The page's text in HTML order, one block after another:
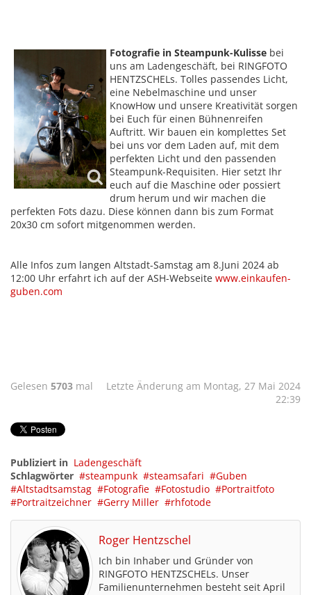
Fotografie in Steampunk-Kulisse bei
uns am Ladengeschäft, bei RINGFOTO
HENTZSCHELs. Tolles passendes Licht,
eine Nebelmaschine und unser
KnowHow und unsere Kreativität sorgen
bei Euch für einen Bühnenreifen
Auftritt. Wir bauen ein komplettes Set
bei uns vor dem Laden auf, mit dem
perfekten Licht und den passenden
Steampunk-Requisiten. Hier setzt Ihr
euch auf die Maschine oder possiert
drum herum und wir machen die
perfekten Fots dazu. Diese können dann bis zum Format
20x30 cm sofort mitgenommen werden.
Alle Infos zum langen Altstadt-Samstag am 8.Juni 2024 ab
12:00 Uhr erfahrt ich auf der ASH-Webseite www.einkaufen-
guben.com
Gelesen 5703 mal
Letzte Änderung am Montag, 27 Mai 2024
22:39
Publiziert in Ladengeschäft
Schlagwörter
steampunk steamsafari
Guben
Altstadtsamstag
Fotografie Fotostudio
Portraitfoto
Portraitzeichner
Gerry Miller rhfotode
Roger Hentzschel
Ich bin Inhaber und Gründer von
RINGFOTO HENTZSCHELs. Unser
Familienunternehmen besteht seit April